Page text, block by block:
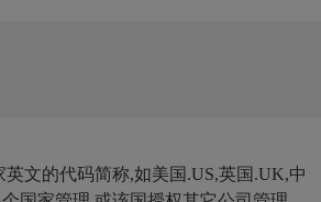
英文的代码简称,如美国.US,英国.UK,中